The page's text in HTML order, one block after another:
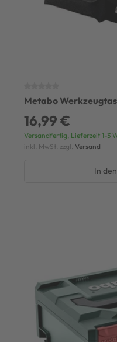
Metabo
16,99 €
Versandfertig, Lieferzeit 1-3
inkl. MwSt. zzgl. Versand
In